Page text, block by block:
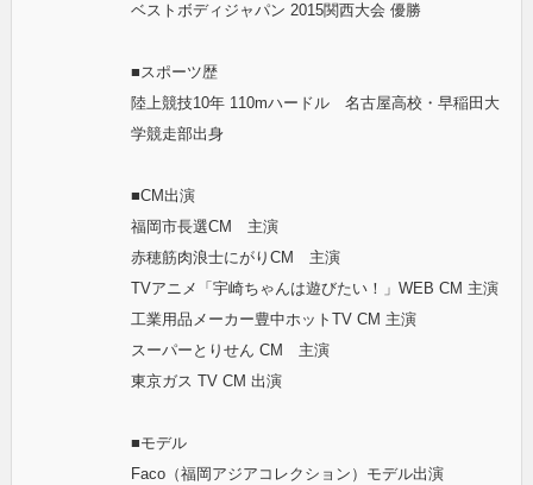
ベストボディジャパン 2015関西大会 優勝
■スポーツ歴
陸上競技10年 110mハードル 名古屋高校・早稲田大
学競走部出身
■CM出演
福岡市長選CM 主演
赤穂筋肉浪士にがりCM 主演
TVアニメ「宇崎ちゃんは遊びたい！」WEB CM 主演
工業用品メーカー豊中ホットTV CM 主演
スーパーとりせん CM 主演
東京ガス TV CM 出演
■モデル
Faco（福岡アジアコレクション）モデル出演